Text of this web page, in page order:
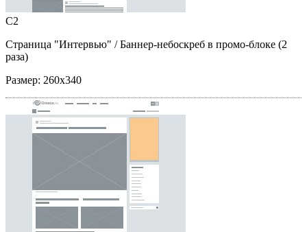
C2
Страница "Интервью" / Баннер-небоскреб в промо-блоке (2
раза)
Размер: 260x340